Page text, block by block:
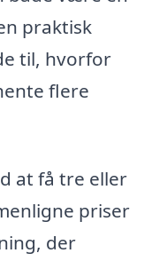
praktisk
til, hvorfor
flere
at få tre eller
priser
der